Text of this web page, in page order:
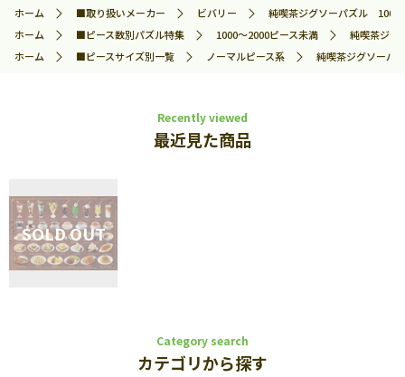
ホーム
■取り扱いメーカー ビバリー
純喫茶ジグソーパズル
ホーム
■ピース数別パズル特集 1000～2000ピース未満
純喫茶ジ
ホーム
■ピースサイズ別一覧 ノーマルピース系 純喫茶ジグソー
Recently viewed
最近見た商品
Category search
カテゴリから探す